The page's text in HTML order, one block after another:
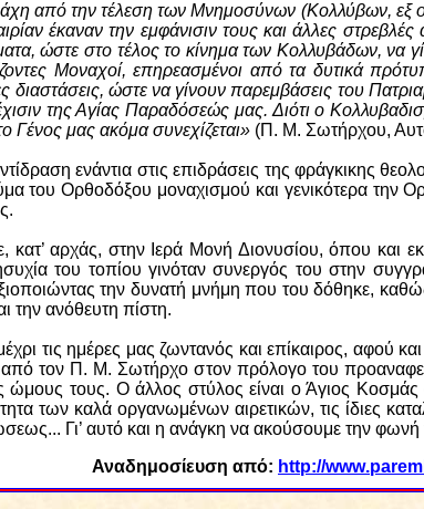
από την τέλεση των Μνημοσύνων (Κολλύβων, εξ
έκαναν την εμφάνισιν τους και άλλες
ώστε στο τέλος το κίνημα των Κολλυβάδων,
Μοναχοί, επηρεασμένοι από τα δυτικά
ώστε να γίνουν παρεμβάσεις του
της Αγίας Παραδόσεώς μας. Διότι ο
Γένος μας ακόμα συνεχίζεται»(Π. Μ. Σωτήρχου,
ενάντια στις επιδράσεις της φράγκικης
του Ορθοδόξου μοναχισμού και γενικότερα
κατ’ αρχάς, στην Ιερά Μονή Διονυσίου, όπου και
του τοπίου γινόταν συνεργός του στην
την δυνατή μνήμη που του δόθηκε,
την ανόθευτη πίστη.
τις ημέρες μας ζωντανός και επίκαιρος, αφού
τον Π. Μ. Σωτήρχο στον πρόλογο του
τους. Ο άλλος στύλος είναι ο Άγιος
των καλά οργανωμένων αιρετικών, τις ίδιες
Γι’ αυτό και η ανάγκη να ακούσουμε την φωνή
Αναδημοσίευση από: http://www.